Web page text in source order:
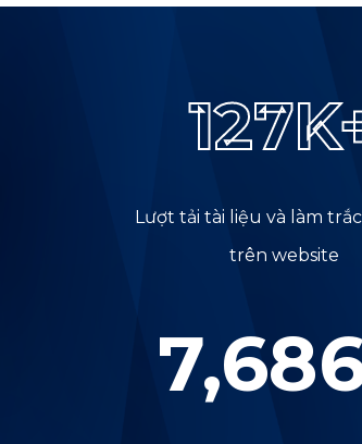
130
Lượt tải tài liệu và làm
trên website